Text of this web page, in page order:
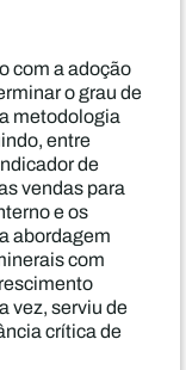
com a adoção
o grau de
metodologia
entre
de
vendas para
e os
abordagem
com
vez, serviu de
crítica de